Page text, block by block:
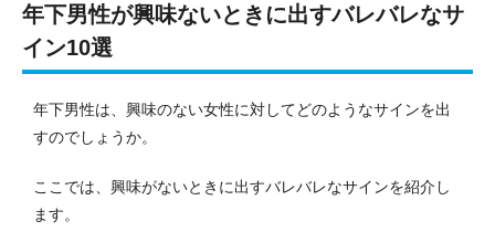
年下男性が興味ないときに出すバレバレなサ
イン10選
年下男性は、興味のない女性に対してどのようなサインを出
すのでしょうか。
ここでは、興味がないときに出すバレバレなサインを紹介し
ます。